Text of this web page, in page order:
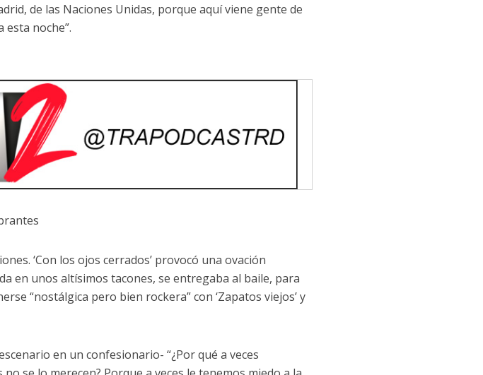
de las Naciones Unidas, porque aquí viene gente de
esta noche”.
‘Con los ojos cerrados’ provocó una ovación
en unos altísimos tacones, se entregaba al baile, para
“nostálgica pero bien rockera” con ‘Zapatos viejos’ y
en un confesionario- “¿Por qué a veces